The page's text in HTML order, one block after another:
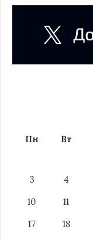
Пн Вт
3
4
10
11
17
18